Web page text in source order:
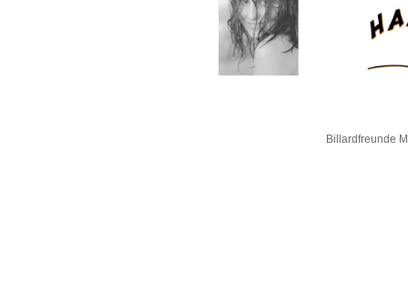
Billardfreunde